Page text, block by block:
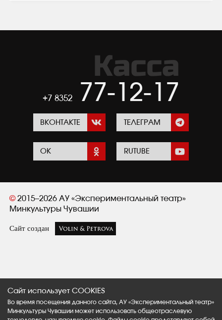
Касса
+7 8352 77-12-17
ВКОНТАКТЕ ТЕЛЕГРАМ
ОК RUTUBE
©2015–2026 АУ «Экспериментальный театр»
Минкультуры Чувашии
Сайт создан
Сайт использует COOKIES
Во время посещения данного сайта, АУ «Экспериментальный театр»
Минкультуры Чувашии может использовать общеотраслевую